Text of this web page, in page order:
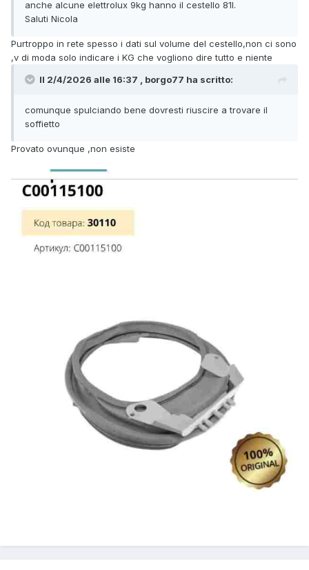
anche alcune elettrolux 9kg hanno il cestello 81l.
Saluti Nicola
Purtroppo in rete spesso i dati sul volume del cestello,non ci sono
,v di moda solo indicare i KG che vogliono dire tutto e niente
Il 2/4/2026 alle 16:37 , borgo77 ha scritto:
comunque spulciando bene dovresti riuscire a trovare il
soffietto
Provato ovunque ,non esiste